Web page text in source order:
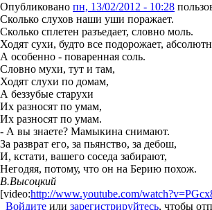
Опубликовано пн, 13/02/2012 - 10:28
Сколько слухов наши уши поражает.
Сколько сплетен разъедает, словно моль.
Ходят сухи, будто все подорожает,
А особенно - поваренная соль.
Словно мухи, тут и там,
Ходят слухи по домам,
А беззубые старухи
Их разносят по умам,
Их разносят по умам.
- А вы знаете? Мамыкина снимают.
За разврат его, за пьянство, за дебош,
И, кстати, вашего соседа забирают,
Негодяя, потому, что он на Берию похож.
В.Высоцкий
[video:http://www.youtube.com/
Войдите или зарегистрируйтесь, чтобы